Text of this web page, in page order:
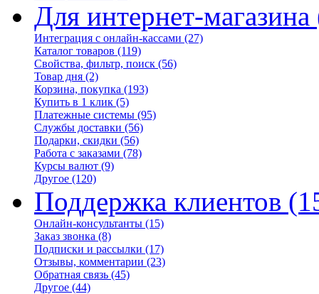
Для интернет-магазина
Интеграция с онлайн-кассами (27)
Каталог товаров (119)
Свойства, фильтр, поиск (56)
Товар дня (2)
Корзина, покупка (193)
Купить в 1 клик (5)
Платежные системы (95)
Службы доставки (56)
Подарки, скидки (56)
Работа с заказами (78)
Курсы валют (9)
Другое (120)
Поддержка клиентов
Онлайн-консультанты (15)
Заказ звонка (8)
Подписки и рассылки (17)
Отзывы, комментарии (23)
Обратная связь (45)
Другое (44)